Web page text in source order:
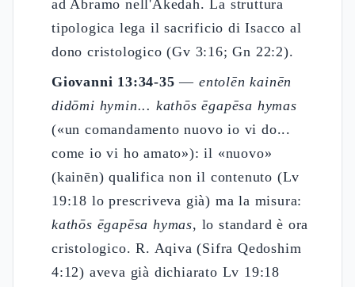
ad Abramo nell'Akedah. La struttura
tipologica lega il sacrificio di Isacco al
dono cristologico (Gv 3:16; Gn 22:2).
Giovanni 13:34-35 —entolēn kainēn
didōmi hymin... kathōs ēgapēsa hymas
(«un comandamento nuovo io vi do...
come io vi ho amato»): il «nuovo»
(kainēn) qualifica non il contenuto (Lv
19:18 lo prescriveva già) ma la misura:
kathōs ēgapēsa hymas, lo standard è ora
cristologico. R. Aqiva (Sifra Qedoshim
4:12) aveva già dichiarato Lv 19:18